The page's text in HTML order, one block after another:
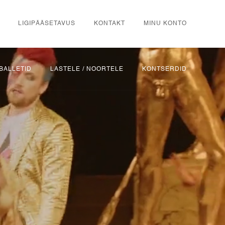
BALLETID LASTELE / NOORTELE KONTSERDID
LIGIPÄÄSETAVUS KONTAKT MINU KONTO